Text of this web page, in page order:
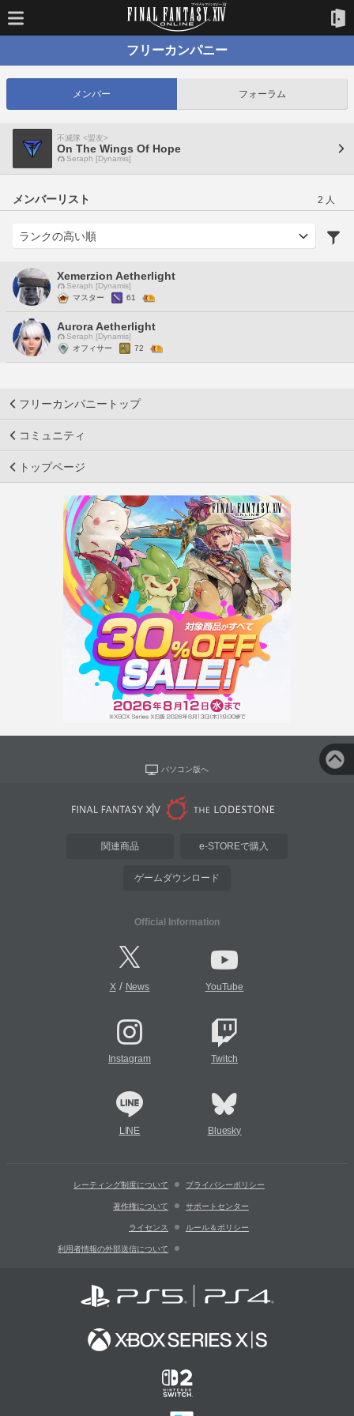
フリーカンパニー
メンバー フォーラム
不滅隊 <盟友>
On The Wings Of Hope
Seraph [Dynamis]
メンバーリスト 2 人
Xemerzion Aetherlight
Seraph [Dynamis]
マスター
61
Aurora Aetherlight
Seraph [Dynamis]
オフィサー
72
フリーカンパニートップ
コミュニティ
トップページ
パソコン版へ
関連商品 e-STOREで購入
ゲームダウンロード
Official Information
X/ News YouTube
Instagram Twitch
LINE Bluesky
レーティング制度について プライバシーポリシー
著作権について サポートセンター
ライセンス ルール＆ポリシー
利用者情報の外部送信について